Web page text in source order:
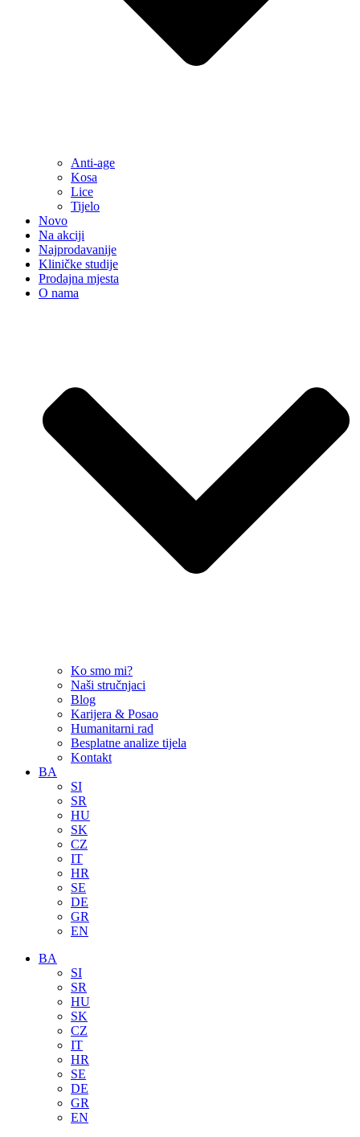
Anti-age
Kosa
Lice
Tijelo
Novo
Na akciji
Najprodavanije
Kliničke studije
Prodajna mjesta
O nama
Ko smo mi?
Naši stručnjaci
Blog
Karijera & Posao
Humanitarni rad
Besplatne analize tijela
Kontakt
BA
SI
SR
HU
SK
CZ
IT
HR
SE
DE
GR
EN
BA
SI
SR
HU
SK
CZ
IT
HR
SE
DE
GR
EN